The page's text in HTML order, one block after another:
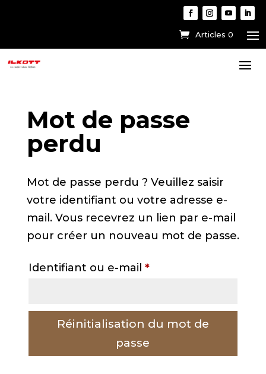
Articles 0
Mot de passe
perdu
Mot de passe perdu ? Veuillez saisir
votre identifiant ou votre adresse e-
mail. Vous recevrez un lien par e-mail
pour créer un nouveau mot de passe.
Identifiant ou e-mail *Obligatoire
Réinitialisation du mot de
passe